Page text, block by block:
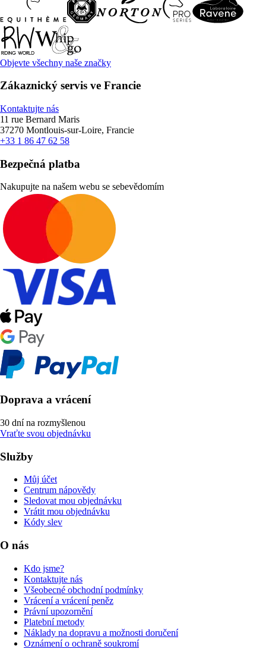
Objevte všechny naše značky
Zákaznický servis ve Francie
Kontaktujte nás
11 rue Bernard Maris
37270 Montlouis-sur-Loire, Francie
+33 1 86 47 62 58
Bezpečná platba
Nakupujte na našem webu se sebevědomím
Doprava a vrácení
30 dní na rozmyšlenou
Vraťte svou objednávku
Služby
Můj účet
Centrum nápovědy
Sledovat mou objednávku
Vrátit mou objednávku
Kódy slev
O nás
Kdo jsme?
Kontaktujte nás
Všeobecné obchodní podmínky
Vrácení a vrácení peněz
Právní upozornění
Platební metody
Náklady na dopravu a možnosti doručení
Oznámení o ochraně soukromí